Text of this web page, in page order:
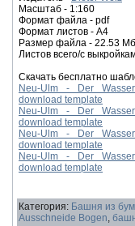
Масштаб - 1:160
Формат файла - pdf
Формат листов - A4
Размер файла - 22.53 Мб
Листов всего/с
Скачать бесплатно
Neu-Ulm - Der
download template
Neu-Ulm - Der
download template
Neu-Ulm - Der
download template
Neu-Ulm - Der
download template
Категория: Башня из
Ausschneide Bogen,